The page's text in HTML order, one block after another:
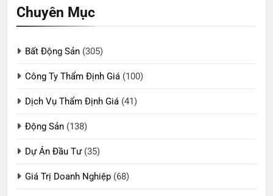
Chuyên Mục
Bất Động Sản (305)
Công Ty Thẩm Định Giá (100)
Dịch Vụ Thẩm Định Giá (41)
Động Sản (138)
Dự Án Đầu Tư(35)
Giá Trị Doanh Nghiệp (68)